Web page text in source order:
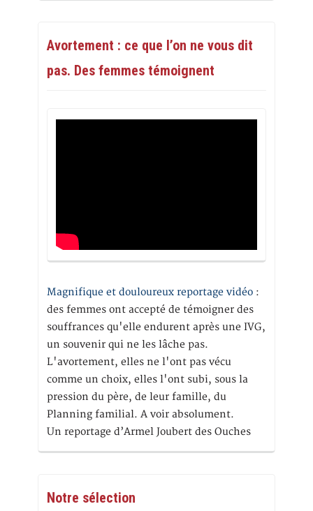
Avortement : ce que l’on ne vous dit
pas. Des femmes témoignent
Magnifique et douloureux reportage vidéo :
des femmes ont accepté de témoigner des
souffrances qu'elle endurent après une IVG,
un souvenir qui ne les lâche pas.
L'avortement, elles ne l'ont pas vécu
comme un choix, elles l'ont subi, sous la
pression du père, de leur famille, du
Planning familial. A voir absolument.
Un reportage d’Armel Joubert des Ouches
Notre sélection